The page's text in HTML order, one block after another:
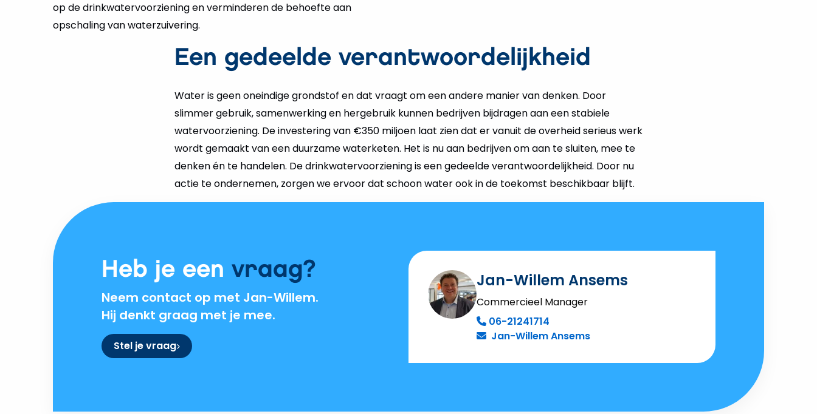
op de drinkwatervoorziening en verminderen de behoefte aan
opschaling van waterzuivering.
Een gedeelde verantwoordelijkheid
Water is geen oneindige grondstof en dat vraagt om een andere manier van denken. Door
slimmer gebruik, samenwerking en hergebruik kunnen bedrijven bijdragen aan een stabiele
watervoorziening. De investering van €350 miljoen laat zien dat er vanuit de overheid serieus werk
wordt gemaakt van een duurzame waterketen. Het is nu aan bedrijven om aan te sluiten, mee te
denken én te handelen. De drinkwatervoorziening is een gedeelde verantwoordelijkheid. Door nu
actie te ondernemen, zorgen we ervoor dat schoon water ook in de toekomst beschikbaar blijft.
Heb je een vraag?
Neem contact op met Jan-Willem.
Hij denkt graag met je mee.
Stel je vraag
Jan-Willem Ansems
Commercieel Manager
06-21241714
Jan-Willem Ansems